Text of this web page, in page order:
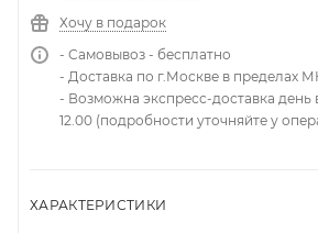
Хочу в подарок
- Самовывоз - бесплатно
- Доставка по г.Москве в пределах
- Возможна экспресс-доставка день
12.00 (подробности уточняйте у
ХАРАКТЕРИСТИКИ